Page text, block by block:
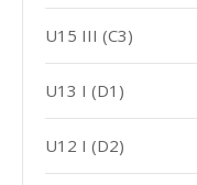
U15 III (C3)
U13 I (D1)
U12 I (D2)